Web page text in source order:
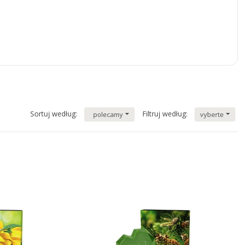
Sortuj według: polecamy Filtruj według: vyberte